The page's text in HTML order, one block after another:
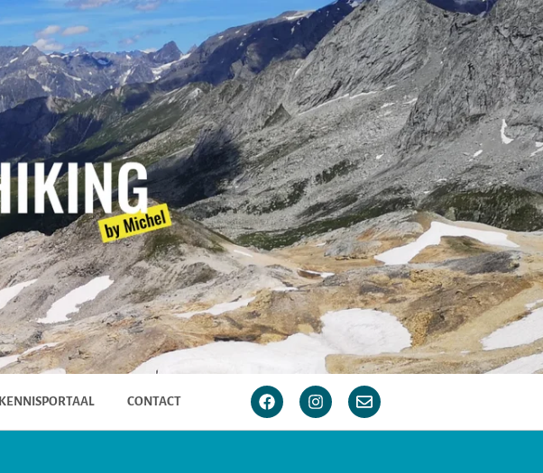
KENNISPORTAAL CONTACT